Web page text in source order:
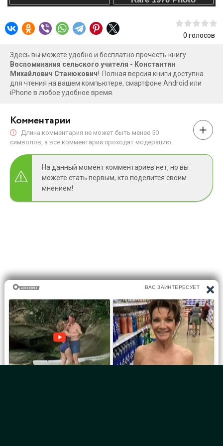
0 голосов
Здесь вы можете удобно и бесплатно прочесть книгу
Воспоминания сельского учителя - Константин
Михайлович Станюкович!. Полная версия книги доступна
для чтения на вашем компьютере, смартфоне Android или
iPhone в любое удобное время.
Комментарии
Длина комментария не может быть менее 50
символов, а все комментарии проходят модерацию.
На данный момент комментариев нет, но вы
можете стать первым, кто поделится своим
мнением!